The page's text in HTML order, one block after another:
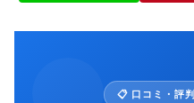
📋 口コミ・評